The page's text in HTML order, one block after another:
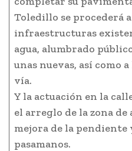
Toledillo se procederá
infraestructuras
agua, alumbrado
unas nuevas, así como
vía.
Y la actuación en la
el arreglo de la zona de
mejora de la pendiente
pasamanos.